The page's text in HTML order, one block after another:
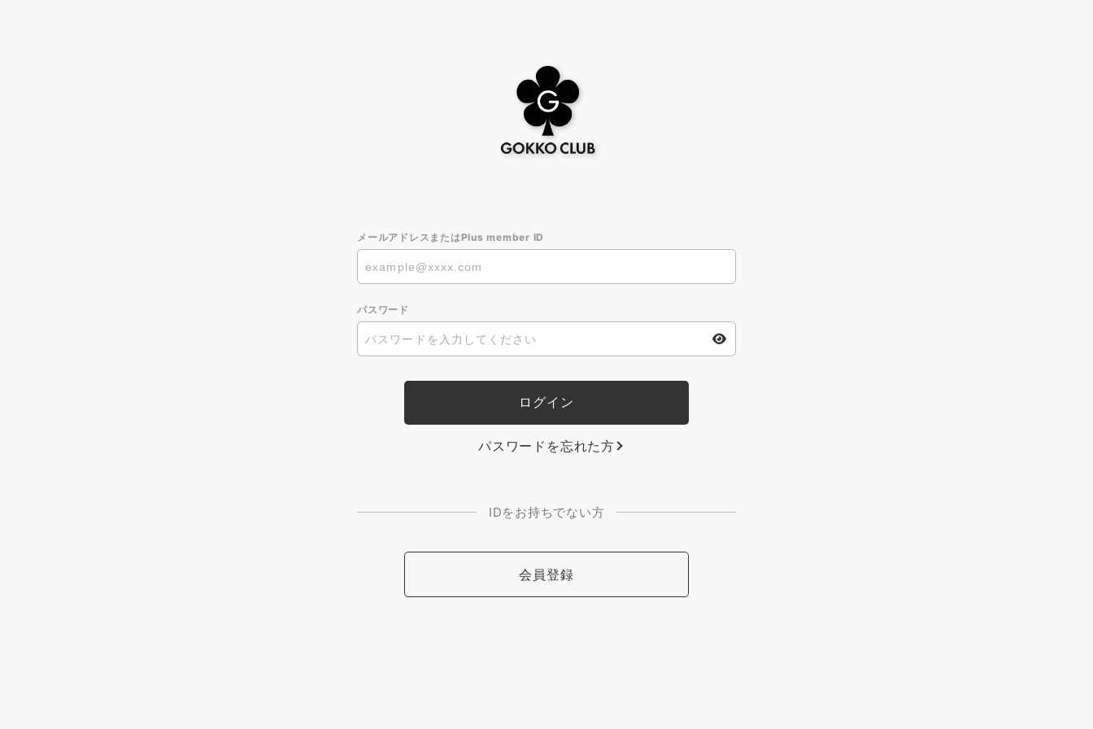
メールアドレスまたはPlus member ID
パスワード
パスワードを忘れた方
IDをお持ちでない方
会員登録